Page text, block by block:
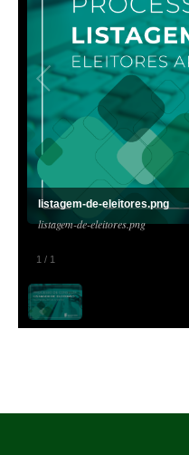
1 / 1
listagem-de-eleitores.png
listagem-de-eleitores.png